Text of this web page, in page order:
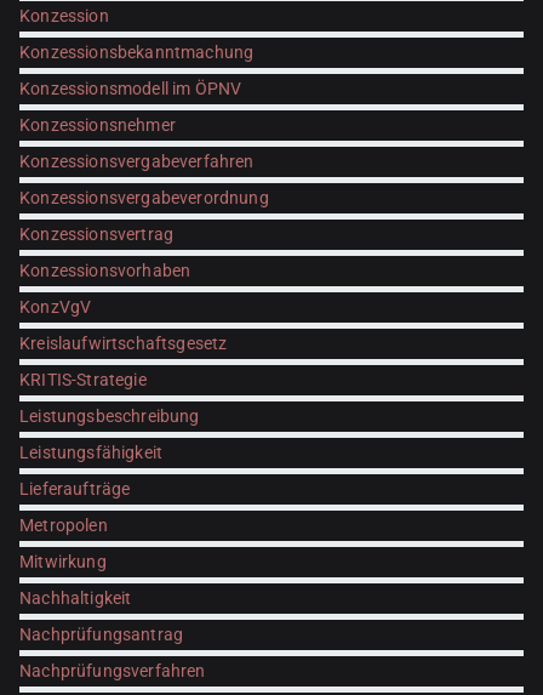
Konzession
Konzessionsbekanntmachung
Konzessionsmodell im ÖPNV
Konzessionsnehmer
Konzessionsvergabeverfahren
Konzessionsvergabeverordnung
Konzessionsvertrag
Konzessionsvorhaben
KonzVgV
Kreislaufwirtschaftsgesetz
KRITIS-Strategie
Leistungsbeschreibung
Leistungsfähigkeit
Lieferaufträge
Metropolen
Mitwirkung
Nachhaltigkeit
Nachprüfungsantrag
Nachprüfungsverfahren